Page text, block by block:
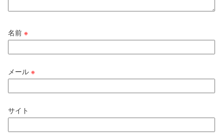
名前※
メール※
サイト